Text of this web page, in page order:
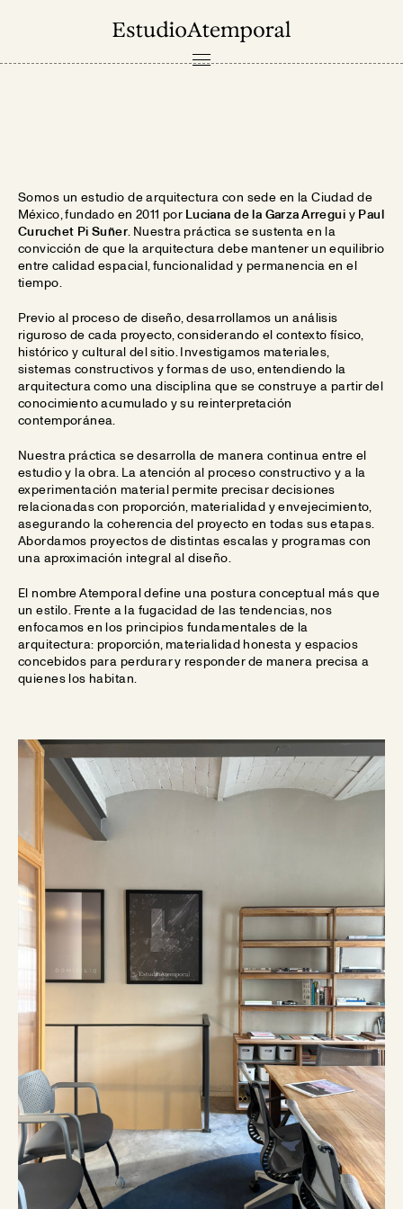
EN
Somos un estudio de arquitectura con sede en la Ciudad de
México, fundado en 2011 por Luciana de la Garza Arregui y Paul
Curuchet Pi Suñer. Nuestra práctica se sustenta en la
convicción de que la arquitectura debe mantener un equilibrio
entre calidad espacial, funcionalidad y permanencia en el
tiempo.
Previo al proceso de diseño, desarrollamos un análisis
riguroso de cada proyecto, considerando el contexto físico,
histórico y cultural del sitio. Investigamos materiales,
sistemas constructivos y formas de uso, entendiendo la
arquitectura como una disciplina que se construye a partir del
conocimiento acumulado y su reinterpretación
contemporánea.
Nuestra práctica se desarrolla de manera continua entre el
estudio y la obra. La atención al proceso constructivo y a la
experimentación material permite precisar decisiones
relacionadas con proporción, materialidad y envejecimiento,
asegurando la coherencia del proyecto en todas sus etapas.
Abordamos proyectos de distintas escalas y programas con
una aproximación integral al diseño.
El nombre Atemporal define una postura conceptual más que
un estilo. Frente a la fugacidad de las tendencias, nos
enfocamos en los principios fundamentales de la
arquitectura: proporción, materialidad honesta y espacios
concebidos para perdurar y responder de manera precisa a
quienes los habitan.